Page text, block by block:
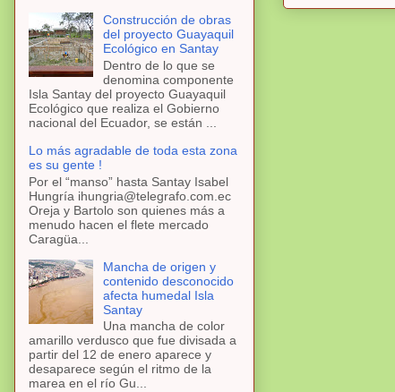
Construcción de obras
del proyecto Guayaquil
Ecológico en Santay
Dentro de lo que se
denomina componente
Isla Santay del proyecto Guayaquil
Ecológico que realiza el Gobierno
nacional del Ecuador, se están ...
Lo más agradable de toda esta zona
es su gente !
Por el “manso” hasta Santay Isabel
Hungría ihungria@telegrafo.com.ec
Oreja y Bartolo son quienes más a
menudo hacen el flete mercado
Caragüa...
Mancha de origen y
contenido desconocido
afecta humedal Isla
Santay
Una mancha de color
amarillo verdusco que fue divisada a
partir del 12 de enero aparece y
desaparece según el ritmo de la
marea en el río Gu...